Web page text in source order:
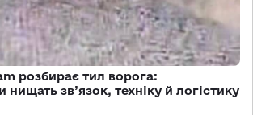
розбирає тил ворога:
зв’язок, техніку й логістику